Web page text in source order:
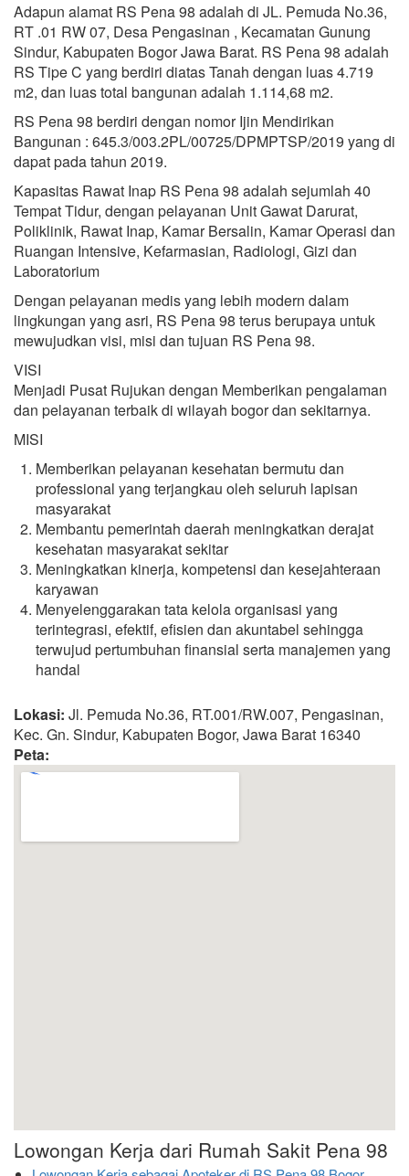
Adapun alamat RS Pena 98 adalah di JL. Pemuda No.36,
RT .01 RW 07, Desa Pengasinan , Kecamatan Gunung
Sindur, Kabupaten Bogor Jawa Barat. RS Pena 98 adalah
RS Tipe C yang berdiri diatas Tanah dengan luas 4.719
m2, dan luas total bangunan adalah 1.114,68 m2.
RS Pena 98 berdiri dengan nomor Ijin Mendirikan
Bangunan : 645.3/003.2PL/00725/DPMPTSP/2019 yang di
dapat pada tahun 2019.
Kapasitas Rawat Inap RS Pena 98 adalah sejumlah 40
Tempat Tidur, dengan pelayanan Unit Gawat Darurat,
Poliklinik, Rawat Inap, Kamar Bersalin, Kamar Operasi dan
Ruangan Intensive, Kefarmasian, Radiologi, Gizi dan
Laboratorium
Dengan pelayanan medis yang lebih modern dalam
lingkungan yang asri, RS Pena 98 terus berupaya untuk
mewujudkan visi, misi dan tujuan RS Pena 98.
VISI
Menjadi Pusat Rujukan dengan Memberikan pengalaman
dan pelayanan terbaik di wilayah bogor dan sekitarnya.
MISI
Memberikan pelayanan kesehatan bermutu dan
professional yang terjangkau oleh seluruh lapisan
masyarakat
Membantu pemerintah daerah meningkatkan derajat
kesehatan masyarakat sekitar
Meningkatkan kinerja, kompetensi dan kesejahteraan
karyawan
Menyelenggarakan tata kelola organisasi yang
terintegrasi, efektif, efisien dan akuntabel sehingga
terwujud pertumbuhan finansial serta manajemen yang
handal
Lokasi: Jl. Pemuda No.36, RT.001/RW.007, Pengasinan,
Kec. Gn. Sindur, Kabupaten Bogor, Jawa Barat 16340
Peta:
Lowongan Kerja dari Rumah Sakit Pena 98